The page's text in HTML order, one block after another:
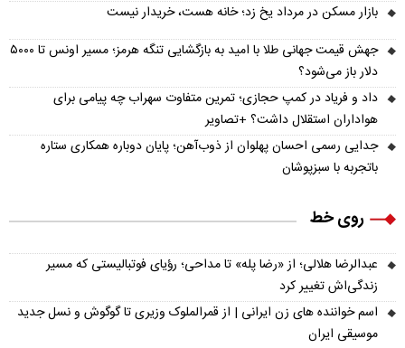
بازار مسکن در مرداد یخ زد؛ خانه هست، خریدار نیست
جهش قیمت جهانی طلا با امید به بازگشایی تنگه هرمز؛ مسیر اونس تا ۵۰۰۰
دلار باز می‌شود؟
داد و فریاد در کمپ حجازی؛ تمرین متفاوت سهراب چه پیامی برای
هواداران استقلال داشت؟ +تصاویر
جدایی رسمی احسان پهلوان از ذوب‌آهن؛ پایان دوباره همکاری ستاره
باتجربه با سبزپوشان
روی خط
عبدالرضا هلالی؛ از «رضا پله» تا مداحی؛ رؤیای فوتبالیستی که مسیر
زندگی‌اش تغییر کرد
اسم خواننده های زن ایرانی | از قمرالملوک وزیری تا گوگوش و نسل جدید
موسیقی ایران